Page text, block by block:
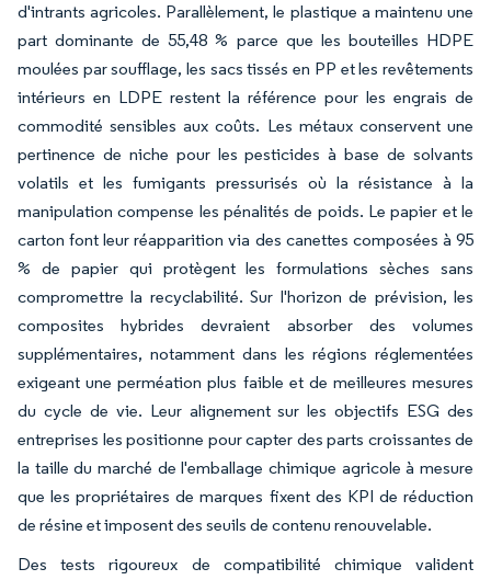
d'intrants agricoles. Parallèlement, le plastique a maintenu une
part dominante de 55,48 % parce que les bouteilles HDPE
moulées par soufflage, les sacs tissés en PP et les revêtements
intérieurs en LDPE restent la référence pour les engrais de
commodité sensibles aux coûts. Les métaux conservent une
pertinence de niche pour les pesticides à base de solvants
volatils et les fumigants pressurisés où la résistance à la
manipulation compense les pénalités de poids. Le papier et le
carton font leur réapparition via des canettes composées à 95
% de papier qui protègent les formulations sèches sans
compromettre la recyclabilité. Sur l'horizon de prévision, les
composites hybrides devraient absorber des volumes
supplémentaires, notamment dans les régions réglementées
exigeant une perméation plus faible et de meilleures mesures
du cycle de vie. Leur alignement sur les objectifs ESG des
entreprises les positionne pour capter des parts croissantes de
la taille du marché de l'emballage chimique agricole à mesure
que les propriétaires de marques fixent des KPI de réduction
de résine et imposent des seuils de contenu renouvelable.
Des tests rigoureux de compatibilité chimique valident